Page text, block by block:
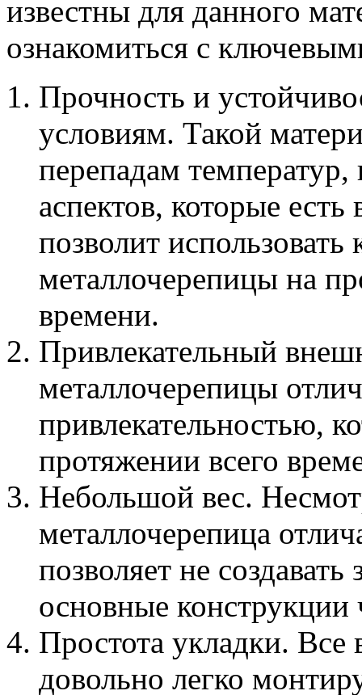
известны для данного
ознакомиться с
Прочность и
условиям. Такой
перепадам
аспектов, которые
позволит
металлочерепицы на
времени.
Привлекательный
металлочерепицы
привлекательностью,
протяжении всего
Небольшой вес.
металлочерепица
позволяет не
основные конструкции
Простота укладки.
довольно легко